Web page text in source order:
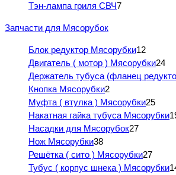
Тэн-лампа гриля СВЧ7
Запчасти для Мясорубок
Блок редуктор Мясорубки12
Двигатель ( мотор ) Мясорубки24
Держатель тубуса (фланец
Кнопка Мясорубки2
Муфта ( втулка ) Мясорубки25
Накатная гайка тубуса Мясорубки
Насадки для Мясорубок27
Нож Мясорубки38
Решётка ( сито ) Мясорубки27
Тубус ( корпус шнека ) Мясорубки